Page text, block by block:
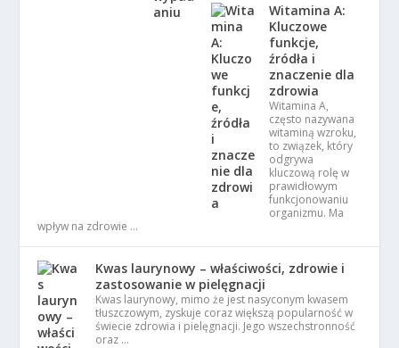
Witamina A:
Kluczowe
funkcje,
źródła i
znaczenie dla
zdrowia
Witamina A,
często nazywana
witaminą wzroku,
to związek, który
odgrywa
kluczową rolę w
prawidłowym
funkcjonowaniu
organizmu. Ma
wpływ na zdrowie …
Kwas laurynowy – właściwości, zdrowie i
zastosowanie w pielęgnacji
Kwas laurynowy, mimo że jest nasyconym kwasem
tłuszczowym, zyskuje coraz większą popularność w
świecie zdrowia i pielęgnacji. Jego wszechstronność
oraz …